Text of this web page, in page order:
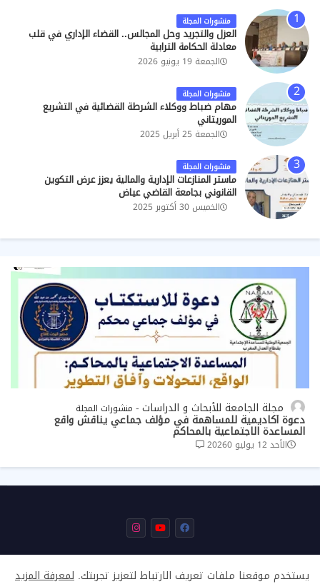
منشورات المجلة
العزل والتجريد وحل المجالس.. القضاء الإداري في قلب
معادلة الحكامة الترابية
الجمعة 19 يونيو 2026
منشورات المجلة
مهام ضباط ووكلاء الشرطة القضائية في التشريع
الموريتاني
الجمعة 25 أبريل 2025
منشورات المجلة
ماستر المنازعات الإدارية والمالية يعزز عرض التكوين
القانوني بجامعة القاضي عياض
الخميس 30 أكتوبر 2025
مجلة الجامعة للأبحاث و الدراسات منشورات المجلة
دعوة أكاديمية للمساهمة في مؤلف جماعي يناقش واقع
المساعدة الاجتماعية بالمحاكم
الأحد 12 يوليو 2026 0
يستخدم موقعنا ملفات تعريف الارتباط لتعزيز تجربتك. لمعرفة المزيد